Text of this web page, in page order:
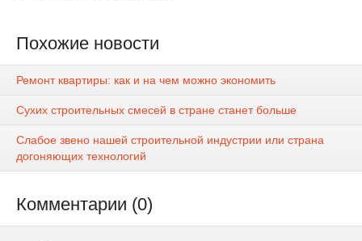
Похожие новости
Ремонт квартиры: как и на чем можно экономить
Сухих строительных смесей в стране станет больше
Слабое звено нашей строительной индустрии или страна
догоняющих технологий
Комментарии (0)